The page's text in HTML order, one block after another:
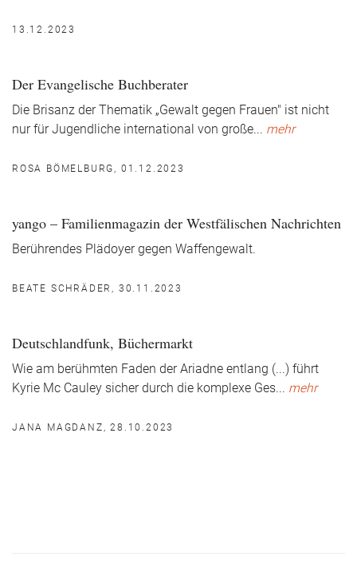
13.12.2023
Der Evangelische Buchberater
Die Brisanz der Thematik „Gewalt gegen Frauen" ist nicht
nur für Jugendliche international von große... mehr
ROSA BÖMELBURG, 01.12.2023
yango – Familienmagazin der Westfälischen Nachrichten
Berührendes Plädoyer gegen Waffengewalt.
BEATE SCHRÄDER, 30.11.2023
Deutschlandfunk, Büchermarkt
Wie am berühmten Faden der Ariadne entlang (...) führt
Kyrie Mc Cauley sicher durch die komplexe Ges... mehr
JANA MAGDANZ, 28.10.2023